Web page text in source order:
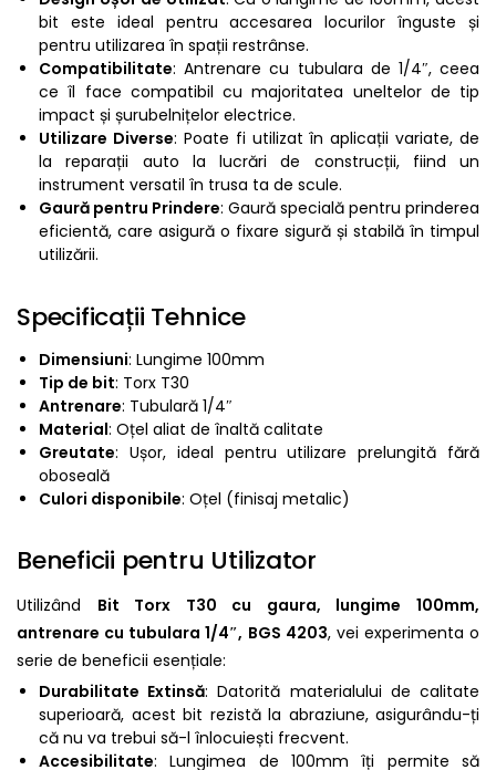
bit este ideal pentru accesarea locurilor înguste și
pentru utilizarea în spații restrânse.
Compatibilitate: Antrenare cu tubulara de 1/4″, ceea
ce îl face compatibil cu majoritatea uneltelor de tip
impact și șurubelnițelor electrice.
Utilizare Diverse: Poate fi utilizat în aplicații variate, de
la reparații auto la lucrări de construcții, fiind un
instrument versatil în trusa ta de scule.
Gaură pentru Prindere: Gaură specială pentru prinderea
eficientă, care asigură o fixare sigură și stabilă în timpul
utilizării.
Specificații Tehnice
Dimensiuni: Lungime 100mm
Tip de bit: Torx T30
Antrenare: Tubulară 1/4″
Material: Oțel aliat de înaltă calitate
Greutate: Ușor, ideal pentru utilizare prelungită fără
oboseală
Culori disponibile: Oțel (finisaj metalic)
Beneficii pentru Utilizator
Utilizând Bit Torx T30 cu gaura, lungime 100mm,
antrenare cu tubulara 1/4″, BGS 4203, vei experimenta o
serie de beneficii esențiale:
Durabilitate Extinsă: Datorită materialului de calitate
superioară, acest bit rezistă la abraziune, asigurându-ți
că nu va trebui să-l înlocuiești frecvent.
Accesibilitate: Lungimea de 100mm îți permite să